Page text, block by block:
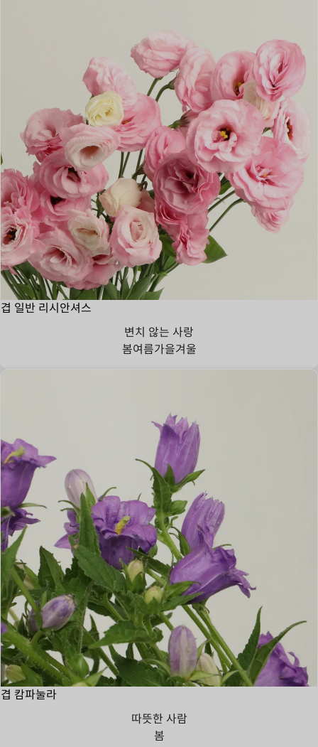
겹 일반 리시안셔스
변치 않는 사랑
봄여름가을겨울
겹 캄파눌라
따뜻한 사람
봄